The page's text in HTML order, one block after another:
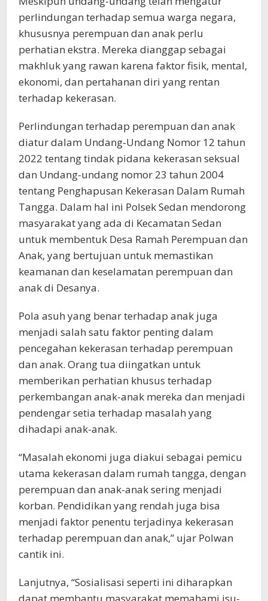
perlindungan terhadap semua warga negara,
khususnya perempuan dan anak perlu
perhatian ekstra. Mereka dianggap sebagai
makhluk yang rawan karena faktor fisik, mental,
ekonomi, dan pertahanan diri yang rentan
terhadap kekerasan.
Perlindungan terhadap perempuan dan anak
diatur dalam Undang-Undang Nomor 12 tahun
2022 tentang tindak pidana kekerasan seksual
dan Undang-undang nomor 23 tahun 2004
tentang Penghapusan Kekerasan Dalam Rumah
Tangga. Dalam hal ini Polsek Sedan mendorong
masyarakat yang ada di Kecamatan Sedan
untuk membentuk Desa Ramah Perempuan dan
Anak, yang bertujuan untuk memastikan
keamanan dan keselamatan perempuan dan
anak di Desanya.
Pola asuh yang benar terhadap anak juga
menjadi salah satu faktor penting dalam
pencegahan kekerasan terhadap perempuan
dan anak. Orang tua diingatkan untuk
memberikan perhatian khusus terhadap
perkembangan anak-anak mereka dan menjadi
pendengar setia terhadap masalah yang
dihadapi anak-anak.
“Masalah ekonomi juga diakui sebagai pemicu
utama kekerasan dalam rumah tangga, dengan
perempuan dan anak-anak sering menjadi
korban. Pendidikan yang rendah juga bisa
menjadi faktor penentu terjadinya kekerasan
terhadap perempuan dan anak,” ujar Polwan
cantik ini.
Lanjutnya, “Sosialisasi seperti ini diharapkan
dapat membantu masyarakat memahami isu-